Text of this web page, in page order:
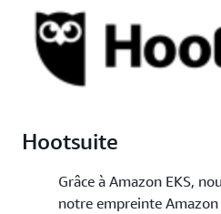
Hootsuite
Grâce à Amazon EKS,
notre empreinte Amazon